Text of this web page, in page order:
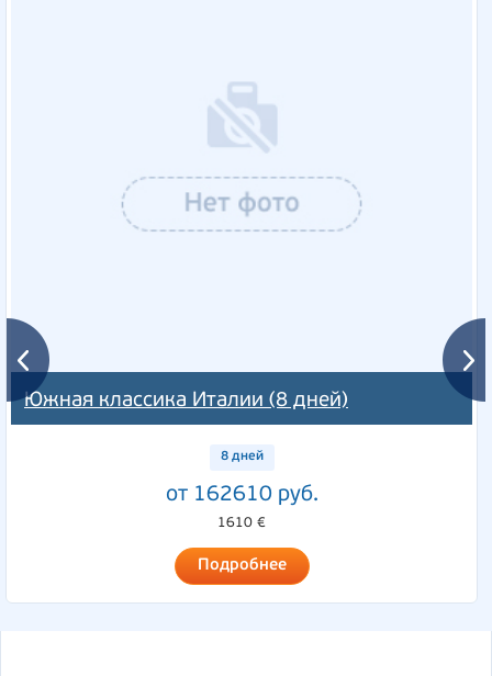
Южная классика Италии (8 дней)
8 дней
от 162610 руб.
1610 €
Подробнее